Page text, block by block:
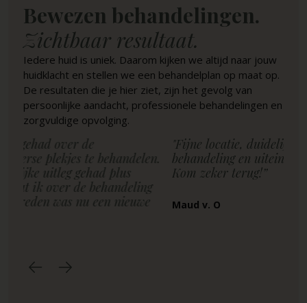
Bewezen behandelingen.
Zichtbaar resultaat.
Iedere huid is uniek. Daarom kijken we altijd naar jouw
huidklacht en stellen we een behandelplan op maat op.
De resultaten die je hier ziet, zijn het gevolg van
persoonlijke aandacht, professionele behandelingen en
zorgvuldige opvolging.
"Fijne locatie, duidelijke uitleg over de
behandeling en uiteindelijk super fijn geholpen.
Kom zeker terug!”
Maud v. O